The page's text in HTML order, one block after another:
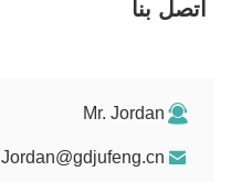
اتصل بنا
Mr. Jordan
Jordan@gdjufeng.cn